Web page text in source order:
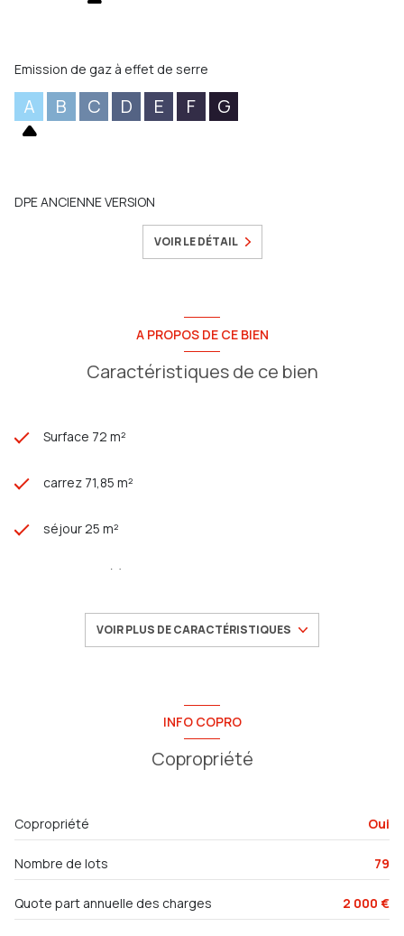
Emission de gaz à effet de serre
A B C D E F G
DPE ANCIENNE VERSION
VOIR LE DÉTAIL
A PROPOS DE CE BIEN
Caractéristiques de ce bien
Surface 72 m²
carrez 71,85 m²
séjour 25 m²
2 chambre(s)
1er étage
VOIR PLUS DE CARACTÉRISTIQUES
INFO COPRO
Copropriété
Copropriété Oui
Nombre de lots 79
Quote part annuelle des charges 2 000 €